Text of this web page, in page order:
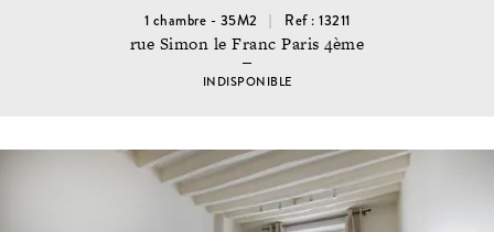
1 chambre - 35M2 Ref : 13211
rue Simon le Franc Paris 4ème
INDISPONIBLE